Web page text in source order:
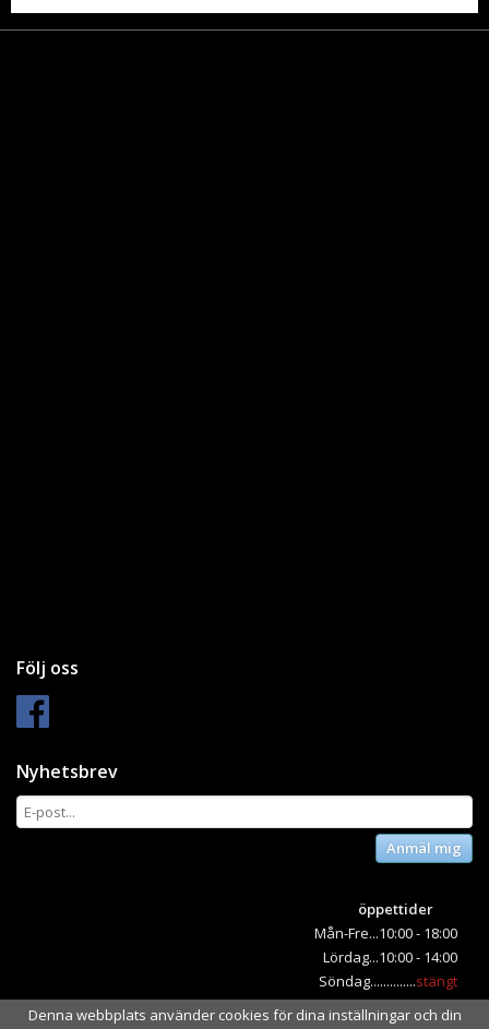
Följ oss
Nyhetsbrev
Anmäl mig
öppettider
Mån-Fre...10:00 - 18:00
Lördag...10:00 - 14:00
Söndag..............stängt
Denna webbplats använder cookies för dina inställningar och din